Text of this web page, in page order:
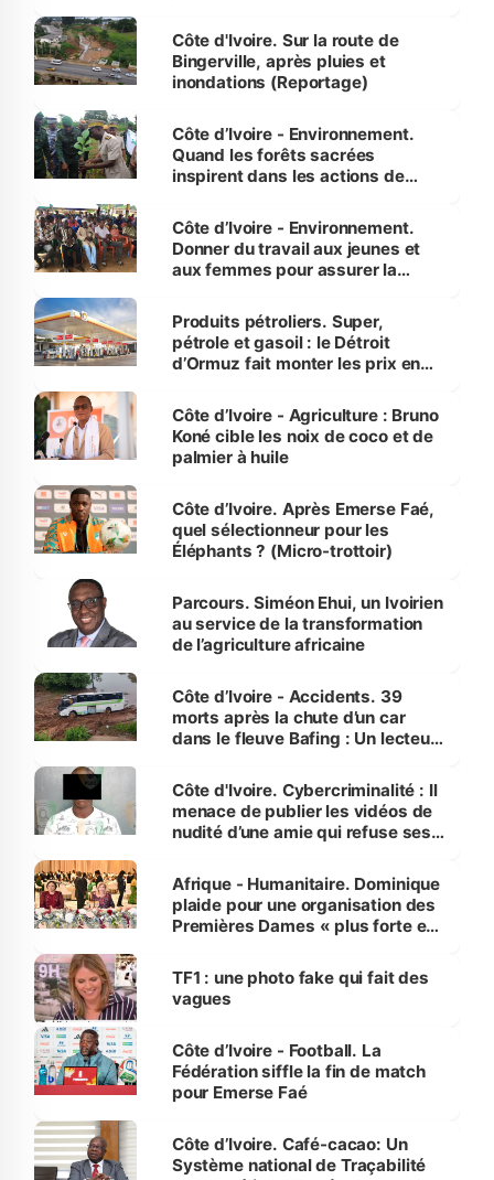
(Alassane Ouattara
Côte d'Ivoire. Sur la route de
Bingerville, après pluies et
inondations (Reportage)
Côte d’Ivoire - Environnement.
Quand les forêts sacrées
inspirent dans les actions de
Côte d’Ivoire - Environnement.
Donner du travail aux jeunes et
aux femmes pour assurer la
menacées
Produits pétroliers. Super,
pétrole et gasoil : le Détroit
d’Ormuz fait monter les prix en
Côte d’Ivoire - Agriculture : Bruno
Koné cible les noix de coco et de
palmier à huile
Côte d’Ivoire. Après Emerse Faé,
quel sélectionneur pour les
Éléphants ? (Micro-trottoir)
Parcours. Siméon Ehui, un Ivoirien
au service de la transformation
de l’agriculture africaine
Côte d’Ivoire - Accidents. 39
morts après la chute d’un car
dans le fleuve Bafing : Un lecteur
des Transports
Côte d'Ivoire. Cybercriminalité : Il
menace de publier les vidéos de
nudité d’une amie qui refuse ses
Afrique - Humanitaire. Dominique
plaide pour une organisation des
Premières Dames « plus forte et
sur la scène internationale »
TF1 : une photo fake qui fait des
vagues
Côte d’Ivoire - Football. La
Fédération siffle la fin de match
pour Emerse Faé
Côte d’Ivoire. Café-cacao: Un
Système national de Traçabilité